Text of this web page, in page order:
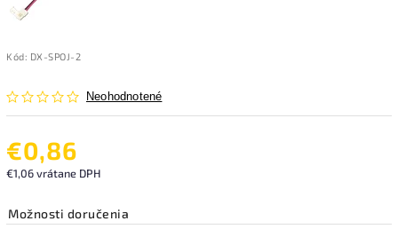
Kód: DX-SPOJ-2
Neohodnotené
€0,86
€1,06 vrátane DPH
Možnosti doručenia